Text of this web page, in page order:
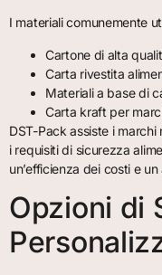
I materiali comunemente
Cartone di alta
Carta rivestita
Materiali a base di
Carta kraft per
DST-Pack assiste i
i requisiti di sicurezza
un’efficienza dei costi e
Opzioni di